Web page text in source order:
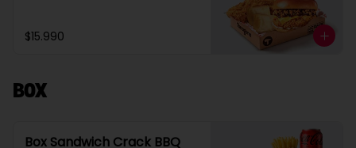
$15.990
Box
Box Sandwich Crack BBQ